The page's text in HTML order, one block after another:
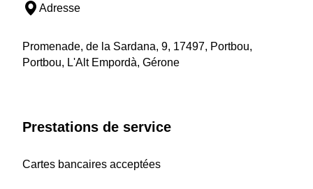
Adresse
Promenade, de la Sardana, 9, 17497, Portbou,
Portbou, L'Alt Empordà, Gérone
Prestations de service
Cartes bancaires acceptées